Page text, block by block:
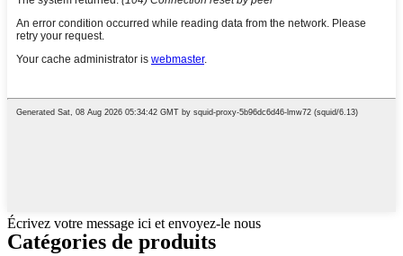
Écrivez votre message ici et envoyez-le nous
Catégories de produits